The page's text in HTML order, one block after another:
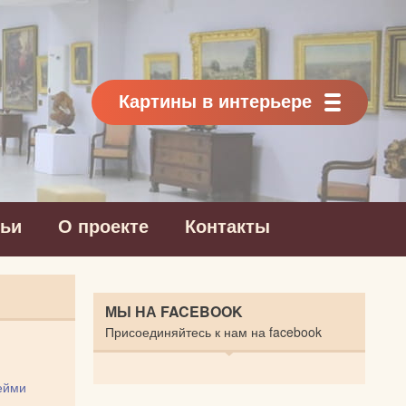
Картины в интерьере
О проекте Контакты
МЫ НА FACEBOOK
Присоединяйтесь к нам на facebook